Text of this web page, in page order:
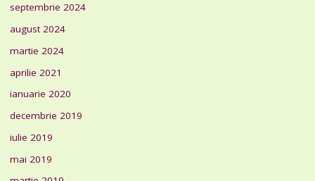
septembrie 2024
august 2024
martie 2024
aprilie 2021
ianuarie 2020
decembrie 2019
iulie 2019
mai 2019